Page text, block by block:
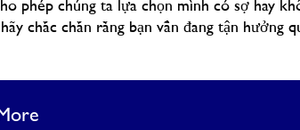
phép chúng ta lựa chọn mình có sợ hay
chắc chắn rằng bạn vẫn đang tận hưởng